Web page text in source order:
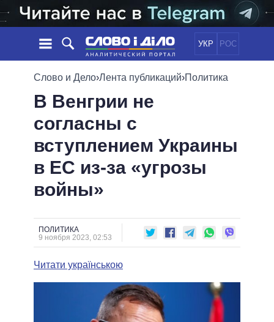
УКР РОС
НОВОСТИ
ЛЕНТА
СОБЫТИЯ
СТАТЬИ
МНЕНИЯ
ОБЗОРЫ
ДАЙДЖЕСТЫ
ПОЛИТИКА
ОБЩЕСТВО
ОБЕЩАНИЯ
ПОЛИТИКИ
ВСЕ ПОЛИТИКИ
ПРЕЗИДЕНТ И ОФИС
ВЕРХОВНАЯ РАДА
ГЛАВЫ ОБЛАДМИНИСТРАЦИЙ
МЭРЫ
ВСЕ ПЕРСОНЫ
СРАВНЕНИЕ ПОЛИТИКОВ
Слово и Дело›Лента публикаций›Политика
В Венгрии не
согласны с
вступлением Украины
в ЕС из-за «угрозы
войны»
ПОЛИТИКА
9 ноября 2023, 02:53
Читати українською